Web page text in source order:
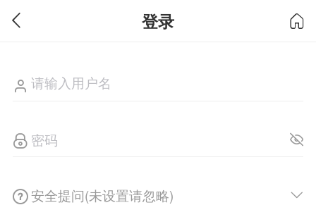
登录
安全提问(未设置请忽略)